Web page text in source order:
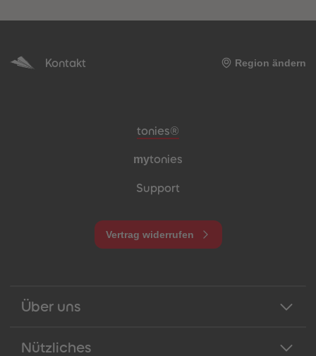
Kontakt Region ändern
Meta-Navigation Footer
tonies®
mytonies
Support
Vertrag widerrufen
Über uns
Nützliches